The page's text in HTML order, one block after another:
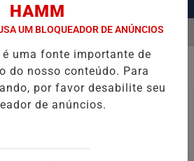
NO PÃO DE AÇÚCAR PIX PENSÃO
MENU
HAMM
UM BLOQUEADOR DE ANÚNCIOS
uma fonte importante de
do nosso conteúdo. Para
por favor desabilite seu
de anúncios.